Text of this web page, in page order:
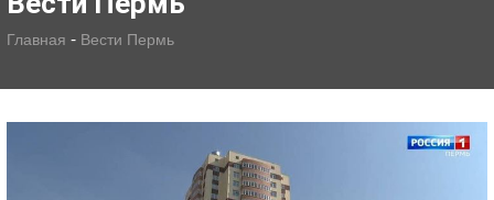
Главная - Вести Пермь